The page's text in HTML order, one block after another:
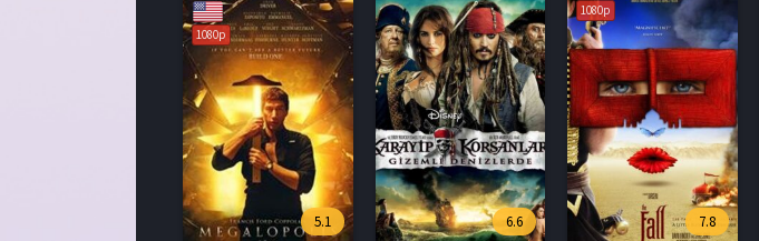
1080p
5.1 6.6
1080p
7.8